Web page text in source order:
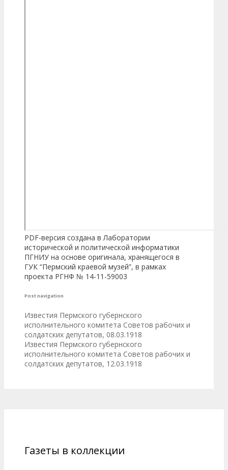
PDF-версия создана в Лаборатории
исторической и политической информатики
ПГНИУ на основе оригинала, хранящегося в
ГУК “Пермский краевой музей”, в рамках
проекта РГНФ № 14-11-59003
Post navigation
Известия Пермского губернского
исполнительного комитета Советов рабочих и
солдатских депутатов, 08.03.1918
Известия Пермского губернского
исполнительного комитета Советов рабочих и
солдатских депутатов, 12.03.1918
Газеты в коллекции